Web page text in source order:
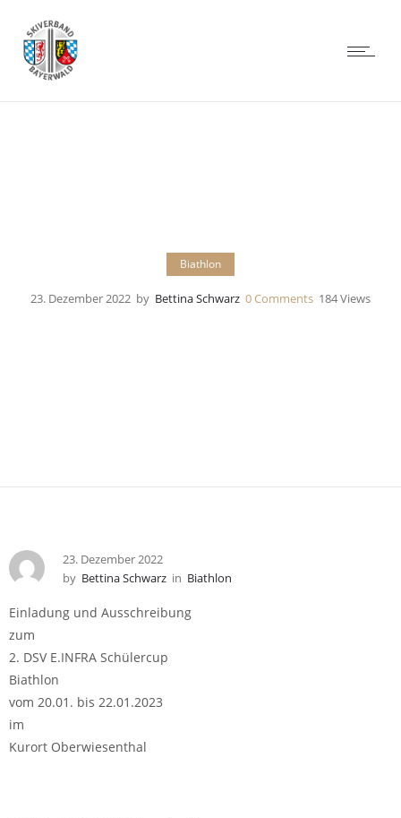
Biathlon
23. Dezember 2022 by Bettina Schwarz 0Comments 184 Views
23. Dezember 2022
by Bettina Schwarz in Biathlon
Einladung und Ausschreibung
zum
2. DSV E.INFRA Schülercup
Biathlon
vom 20.01. bis 22.01.2023
im
Kurort Oberwiesenthal